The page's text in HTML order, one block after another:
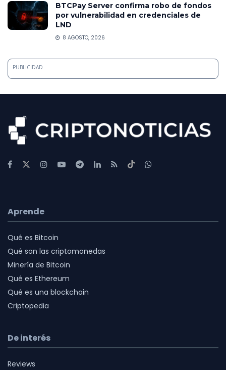
BTCPay Server confirma robo de fondos
por vulnerabilidad en credenciales de
LND
8 AGOSTO, 2026
PUBLICIDAD
Aprende
Qué es Bitcoin
Qué son las criptomonedas
Minería de Bitcoin
Qué es Ethereum
Qué es una blockchain
Criptopedia
De interés
Reviews